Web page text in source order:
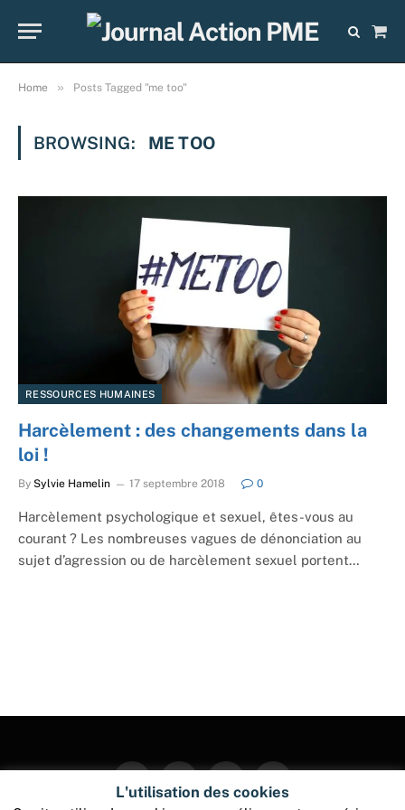
Cart
Home » Posts Tagged "me too"
BROWSING: ME TOO
RESSOURCES HUMAINES
Harcèlement : des changements dans la
loi !
By Sylvie Hamelin 17 septembre 2018 0
Harcèlement psychologique et sexuel, êtes-vous au
courant ? Les nombreuses vagues de dénonciation au
sujet d’agression ou de harcèlement sexuel portent…
FacebookTwitter InstagramPinterest
L'utilisation des cookies